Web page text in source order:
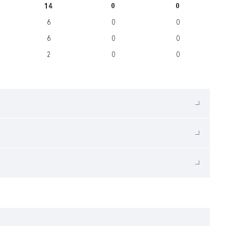
14 0 0
6 0 0
6 0 0
2 0 0